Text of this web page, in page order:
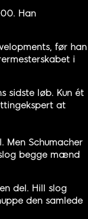
Han
før han
i
sidste løb. Kun ét
at
Men Schumacher
begge mænd
del. Hill slog
den samlede